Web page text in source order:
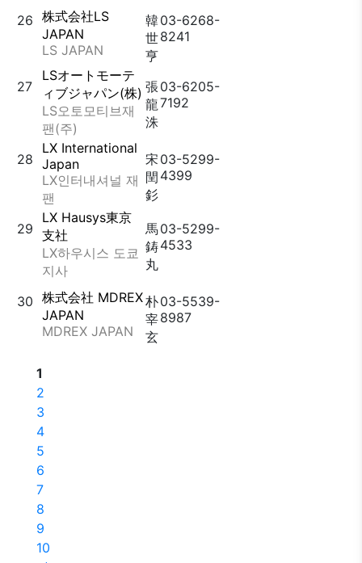
26 株式会社LS
JAPAN
LS JAPAN
韓
世
亨
03-6268-
8241
27
LSオートモーテ
ィブジャパン(株)
LS오토모티브재
팬(주)
張
龍
洙
03-6205-
7192
28
LX International
Japan
LX인터내셔널 재
팬
宋
閏
釤
03-5299-
4399
29
LX Hausys東京
支社
LX하우시스 도쿄
지사
馬
鋳
丸
03-5299-
4533
30 株式会社 MDREX
JAPAN
MDREX JAPAN
朴
宰
玄
03-5539-
8987
1
2
3
4
5
6
7
8
9
10